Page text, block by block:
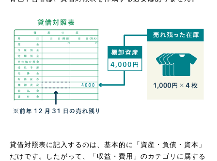
貸借対照表に記入するのは、基本的に「資産・負債・資本」
だけです。したがって、「収益・費用」のカテゴリに属する